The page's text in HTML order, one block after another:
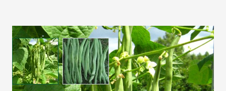
View larger imageView larger image